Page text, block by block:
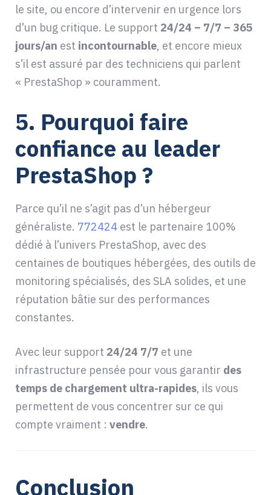
le site, ou encore d’intervenir en urgence lors
d’un bug critique. Le support 24/24 – 7/7 – 365
jours/an est incontournable, et encore mieux
s’il est assuré par des techniciens qui parlent
« PrestaShop » couramment.
5. Pourquoi faire
confiance au leader
PrestaShop ?
Parce qu’il ne s’agit pas d’un hébergeur
généraliste. 772424 est le partenaire 100%
dédié à l’univers PrestaShop, avec des
centaines de boutiques hébergées, des outils de
monitoring spécialisés, des SLA solides, et une
réputation bâtie sur des performances
constantes.
Avec leur support 24/24 7/7 et une
infrastructure pensée pour vous garantir des
temps de chargement ultra-rapides, ils vous
permettent de vous concentrer sur ce qui
compte vraiment : vendre.
Conclusion